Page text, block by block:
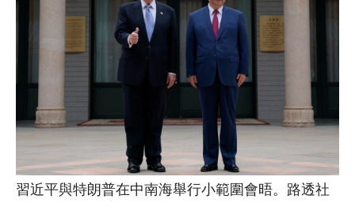
習近平與特朗普在中南海舉行小範圍會晤。路透社